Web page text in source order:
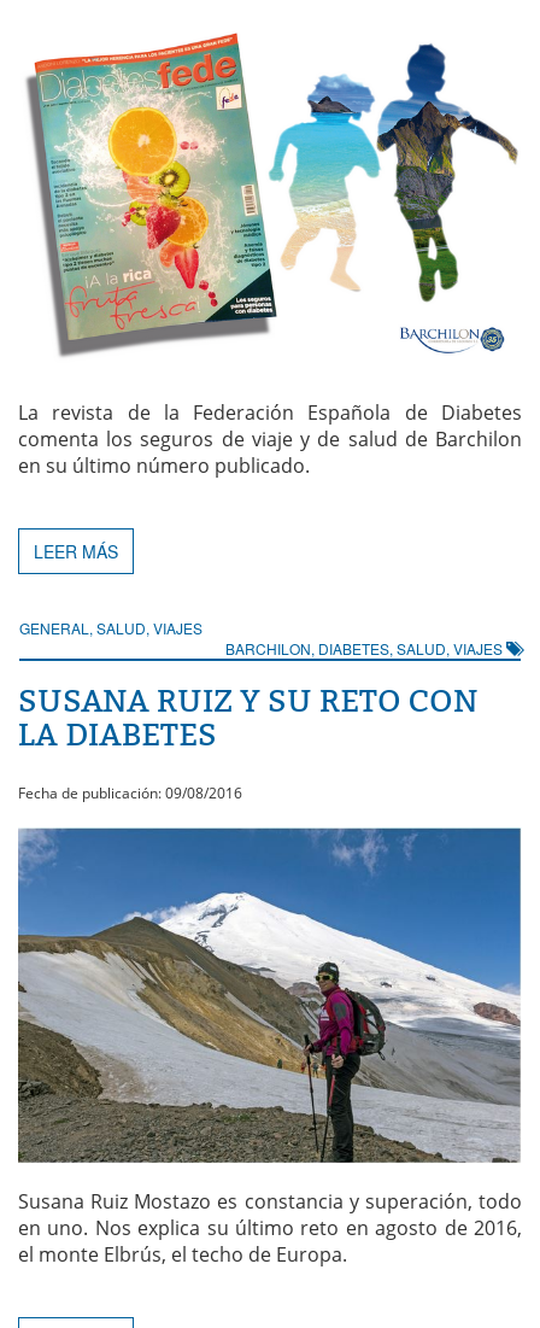
La revista de la Federación Española de Diabetes
comenta los seguros de viaje y de salud de Barchilon
en su último número publicado.
LEER MÁS
GENERAL , SALUD, VIAJES
BARCHILON, DIABETES, SALUD, VIAJES
SUSANA RUIZ Y SU RETO CON
LA DIABETES
Fecha de publicación: 09/08/2016
Susana Ruiz Mostazo es constancia y superación, todo
en uno. Nos explica su último reto en agosto de 2016,
el monte Elbrús, el techo de Europa.